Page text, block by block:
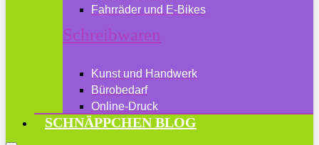
Fahrräder und E-Bikes
Schreibwaren
Kunst und Handwerk
Bürobedarf
Online-Druck
SCHNÄPPCHEN BLOG